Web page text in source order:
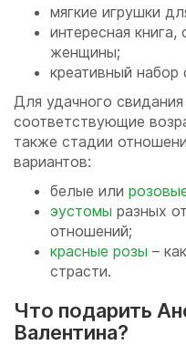
мягкие игрушки
интересная
женщины;
креативный набор
Для удачного
соответствующие
также стадии
вариантов:
белые или
эустомы разных
отношений;
красные розы –
страсти.
Что подарить
Валентина?